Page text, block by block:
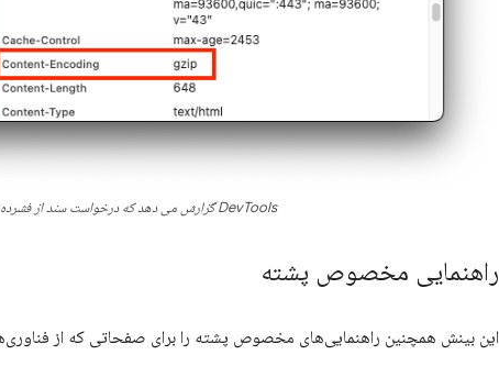
DevTools گزارش می دهد که درخواست سند از فشرده سازی gzip استفاده می کند
راهنمایی مخصوص پشته
این بینش همچنین راهنمایی‌های مخصوص پشته را برای صفحاتی که از